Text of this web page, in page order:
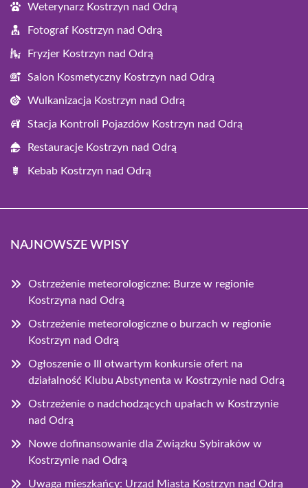
Weterynarz Kostrzyn nad Odrą
Fotograf Kostrzyn nad Odrą
Fryzjer Kostrzyn nad Odrą
Salon Kosmetyczny Kostrzyn nad Odrą
Wulkanizacja Kostrzyn nad Odrą
Stacja Kontroli Pojazdów Kostrzyn nad Odrą
Restauracje Kostrzyn nad Odrą
Kebab Kostrzyn nad Odrą
NAJNOWSZE WPISY
Ostrzeżenie meteorologiczne: Burze w regionie
Kostrzyna nad Odrą
Ostrzeżenie meteorologiczne o burzach w regionie
Kostrzyn nad Odrą
Ogłoszenie o III otwartym konkursie ofert na
działalność Klubu Abstynenta w Kostrzynie nad Odrą
Ostrzeżenie o nadchodzących upałach w Kostrzynie
nad Odrą
Nowe dofinansowanie dla Związku Sybiraków w
Kostrzynie nad Odrą
Uwaga mieszkańcy: Urząd Miasta Kostrzyn nad Odrą